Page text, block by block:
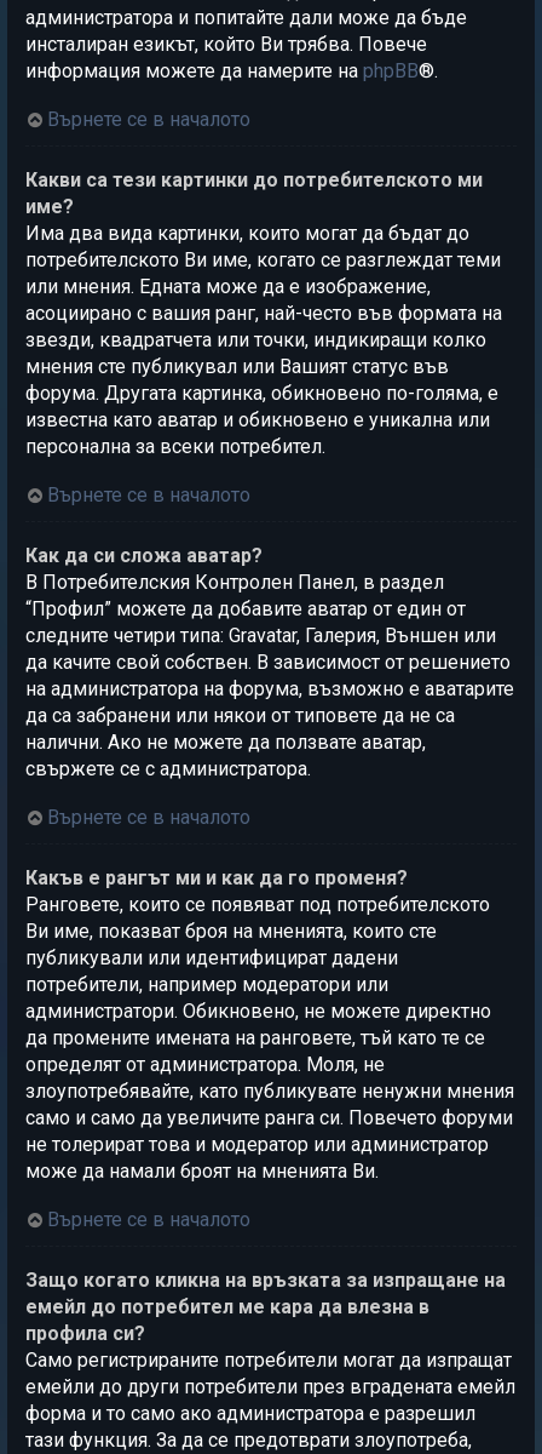
администратора и попитайте дали може да бъде
инсталиран езикът, който Ви трябва. Повече
информация можете да намерите наphpBB®.
Върнете се в началото
Какви са тези картинки до потребителското ми
име?
Има два вида картинки, които могат да бъдат до
потребителското Ви име, когато се разглеждат теми
или мнения. Едната може да е изображение,
асоциирано с вашия ранг, най-често във формата на
звезди, квадратчета или точки, индикиращи колко
мнения сте публикувал или Вашият статус във
форума. Другата картинка, обикновено по-голяма, е
известна като аватар и обикновено е уникална или
персонална за всеки потребител.
Върнете се в началото
Как да си сложа аватар?
В Потребителския Контролен Панел, в раздел
“Профил” можете да добавите аватар от един от
следните четири типа: Gravatar, Галерия, Външен или
да качите свой собствен. В зависимост от решението
на администратора на форума, възможно е аватарите
да са забранени или някои от типовете да не са
налични. Ако не можете да ползвате аватар,
свържете се с администратора.
Върнете се в началото
Какъв е рангът ми и как да го променя?
Ранговете, които се появяват под потребителското
Ви име, показват броя на мненията, които сте
публикували или идентифицират дадени
потребители, например модератори или
администратори. Обикновено, не можете директно
да промените имената на ранговете, тъй като те се
определят от администратора. Моля, не
злоупотребявайте, като публикувате ненужни мнения
само и само да увеличите ранга си. Повечето форуми
не толерират това и модератор или администратор
може да намали броят на мненията Ви.
Върнете се в началото
Защо когато кликна на връзката за изпращане на
емейл до потребител ме кара да влезна в
профила си?
Само регистрираните потребители могат да изпращат
емейли до други потребители през вградената емейл
форма и то само ако администратора е разрешил
тази функция. За да се предотврати злоупотреба,